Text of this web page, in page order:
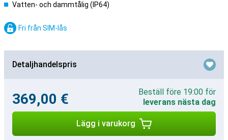
Vatten- och dammtålig (IP64)
Fri från SIM-lås
Detaljhandelspris
369,00 €
Beställ före 19:00 för
leverans nästa dag
Lägg i varukorg